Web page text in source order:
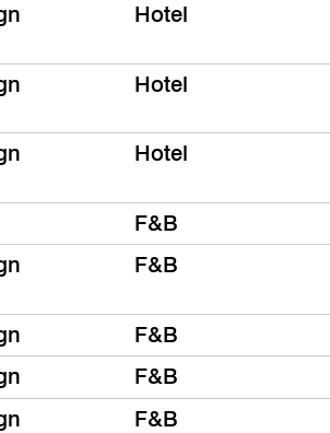
Hotel
Hotel
Hotel
F&B
F&B
F&B
F&B
F&B